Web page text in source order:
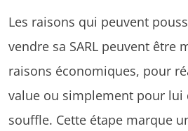
Les raisons qui peuvent
vendre sa SARL peuvent être
raisons économiques, pour
value ou simplement pour lui
souffle. Cette étape marque